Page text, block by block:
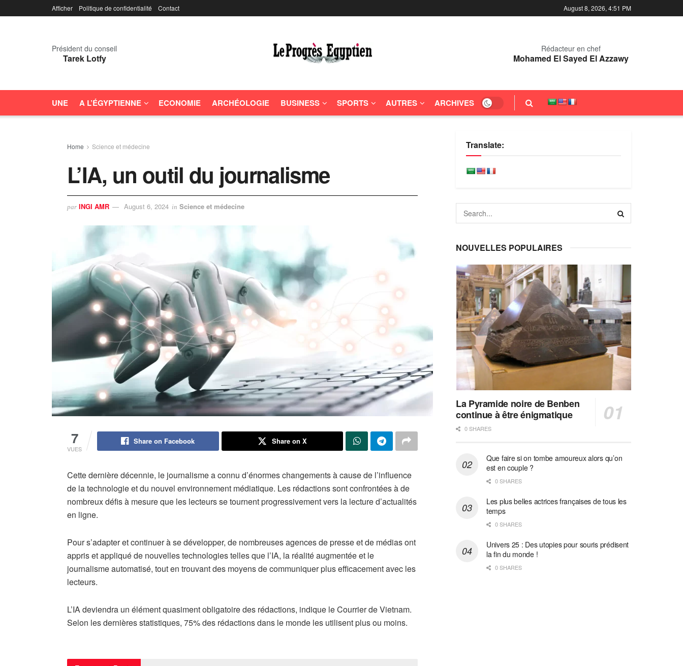
Afficher Politique de confidentialité Contact August 8, 2026, 4:51 PM
Président du conseil
Tarek Lotfy
Rédacteur en chef
Mohamed El Sayed El Azzawy
UNE A L’ÉGYPTIENNE ECONOMIE ARCHÉOLOGIE BUSINESS SPORTS AUTRES ARCHIVES
Home Science et médecine
L’IA, un outil du journalisme
par INGI AMR August 6, 2024 in Science et médecine
7
VUES
Share on Facebook Share on X
Cette dernière décennie, le journalisme a connu d’énormes changements à cause de l’influence
de la technologie et du nouvel environnement médiatique. Les rédactions sont confrontées à de
nombreux défis à mesure que les lecteurs se tournent progressivement vers la lecture d’actualités
en ligne.
Pour s’adapter et continuer à se développer, de nombreuses agences de presse et de médias ont
appris et appliqué de nouvelles technologies telles que l’IA, la réalité augmentée et le
journalisme automatisé, tout en trouvant des moyens de communiquer plus efficacement avec les
lecteurs.
L’IA deviendra un élément quasiment obligatoire des rédactions, indique le Courrier de Vietnam.
Selon les dernières statistiques, 75% des rédactions dans le monde les utilisent plus ou moins.
Translate:
NOUVELLES POPULAIRES
La Pyramide noire de Benben
continue à être énigmatique
0 SHARES
Que faire si on tombe amoureux alors qu’on
est en couple ?
0 SHARES
Les plus belles actrices françaises de tous les
temps
0 SHARES
Univers 25 : Des utopies pour souris prédisent
la fin du monde !
0 SHARES